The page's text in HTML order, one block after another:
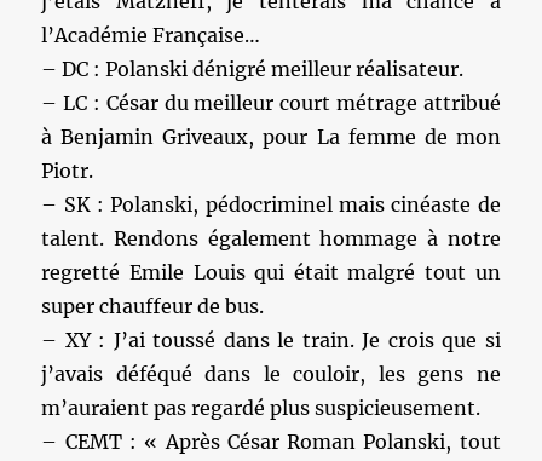
l’Académie Française…
– DC : Polanski dénigré meilleur réalisateur.
– LC : César du meilleur court métrage attribué
à Benjamin Griveaux, pour La femme de mon
Piotr.
– SK : Polanski, pédocriminel mais cinéaste de
talent. Rendons également hommage à notre
regretté Emile Louis qui était malgré tout un
super chauffeur de bus.
– XY : J’ai toussé dans le train. Je crois que si
j’avais déféqué dans le couloir, les gens ne
m’auraient pas regardé plus suspicieusement.
– CEMT : « Après César Roman Polanski, tout